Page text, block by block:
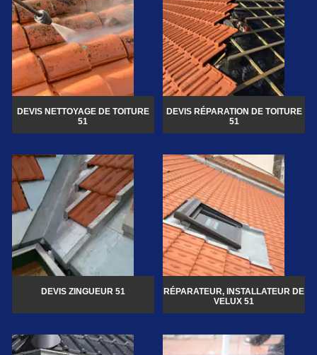
DEVIS NETTOYAGE DE TOITURE
51
DEVIS RÉPARATION DE TOITURE
51
DEVIS ZINGUEUR 51
RÉPARATEUR, INSTALLATEUR DE
VELUX 51